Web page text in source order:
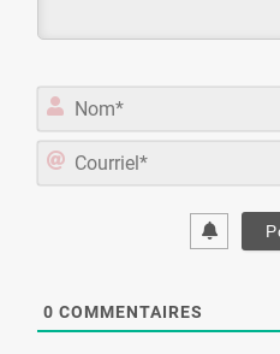
0 COMMENTAIRES